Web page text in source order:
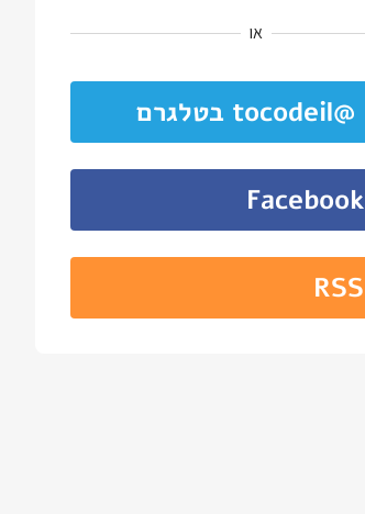
או
@tocodeil בטלגרם
Facebook
RSS